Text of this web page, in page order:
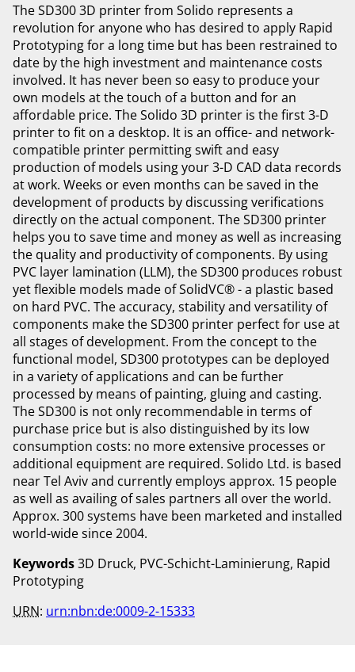
The SD300 3D printer from Solido represents a
revolution for anyone who has desired to apply Rapid
Prototyping for a long time but has been restrained to
date by the high investment and maintenance costs
involved. It has never been so easy to produce your
own models at the touch of a button and for an
affordable price. The Solido 3D printer is the first 3-D
printer to fit on a desktop. It is an office- and network-
compatible printer permitting swift and easy
production of models using your 3-D CAD data records
at work. Weeks or even months can be saved in the
development of products by discussing verifications
directly on the actual component. The SD300 printer
helps you to save time and money as well as increasing
the quality and productivity of components. By using
PVC layer lamination (LLM), the SD300 produces robust
yet flexible models made of SolidVC® - a plastic based
on hard PVC. The accuracy, stability and versatility of
components make the SD300 printer perfect for use at
all stages of development. From the concept to the
functional model, SD300 prototypes can be deployed
in a variety of applications and can be further
processed by means of painting, gluing and casting.
The SD300 is not only recommendable in terms of
purchase price but is also distinguished by its low
consumption costs: no more extensive processes or
additional equipment are required. Solido Ltd. is based
near Tel Aviv and currently employs approx. 15 people
as well as availing of sales partners all over the world.
Approx. 300 systems have been marketed and installed
world-wide since 2004.
Keywords3D Druck PVC-Schicht-Laminierung Rapid
Prototyping
URN: urn:nbn:de:0009-2-15333